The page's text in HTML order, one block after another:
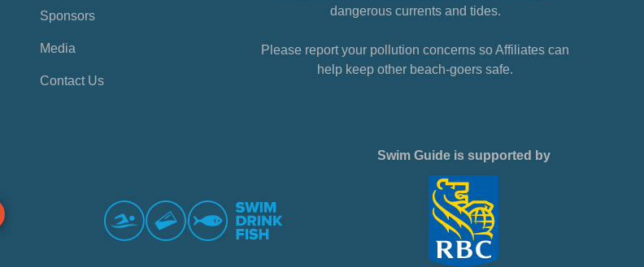
Sponsors
Media
Contact Us
dangerous currents and tides.
Please report your pollution concerns so Affiliates can
help keep other beach-goers safe.
Swim Guide is supported by